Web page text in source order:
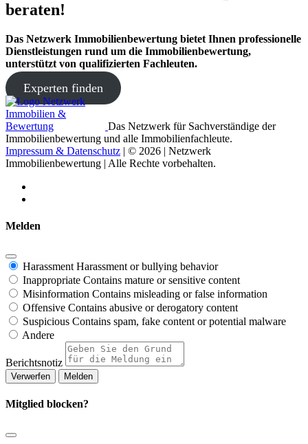
beraten!
Das Netzwerk Immobilienbewertung bietet Ihnen professionelle
Dienstleistungen rund um die Immobilienbewertung,
unterstützt von qualifizierten Fachleuten.
Experten finden
Das Netzwerk für Sachverständige der
Immobilienbewertung und alle Immobilienfachleute.
Impressum & Datenschutz | © 2026 | Netzwerk
Immobilienbewertung | Alle Rechte vorbehalten.
Melden
Harassment Harassment or bullying behavior
Inappropriate Contains mature or sensitive content
Misinformation Contains misleading or false information
Offensive Contains abusive or derogatory content
Suspicious Contains spam, fake content or potential malware
Andere
Berichtsnotiz
Melden
Mitglied blocken?